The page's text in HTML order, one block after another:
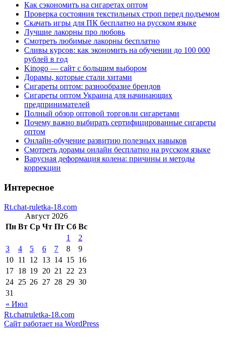
Как сэкономить на сигаретах оптом
Проверка состояния текстильных строп перед подъемом
Скачать игры для ПК бесплатно на русском языке
Лучшие лакорны про любовь
Смотреть любимые лакорны бесплатно
Сливы курсов: как экономить на обучении до 100 000
рублей в год
Kinogo — сайт с большим выбором
Дорамы, которые стали хитами
Сигареты оптом: разнообразие брендов
Сигареты оптом Украина для начинающих
предпринимателей
Полный обзор оптовой торговли сигаретами
Почему важно выбирать сертифицированные сигареты
оптом
Онлайн-обучение развитию полезных навыков
Смотреть дорамы онлайн бесплатно на русском языке
Варусная деформация колена: причины и методы
коррекции
Интересное
Rt.chat-ruletka-18.com
Август 2026
Пн Вт Ср Чт Пт Сб Вс
« Июл
1
2
3
4 5 6 7 8
9
10 11 12 13 14 15 16
17 18 19 20 21 22 23
24 25 26 27 28 29 30
31
Rt.chatruletka-18.com
Сайт работает на WordPress